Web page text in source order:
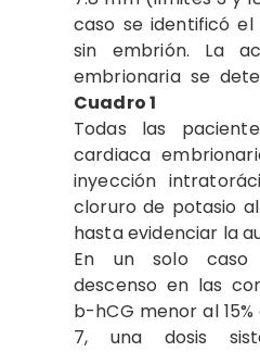
caso se identificó
sin embrión. La
embrionaria se
Cuadro 1
Todas las
cardiaca
inyección
cloruro de potasio
hasta evidenciar la
En un solo
descenso en las
b-hCG menor al
7, una dosis